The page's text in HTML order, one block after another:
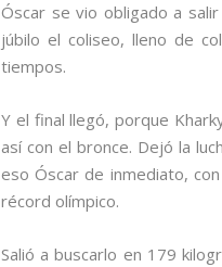
Óscar se vio obligado a
júbilo el coliseo, lleno de
tiempos.
Y el final llegó, porque
así con el bronce. Dejó la
eso Óscar de inmediato,
récord olímpico.
Salió a buscarlo en 179